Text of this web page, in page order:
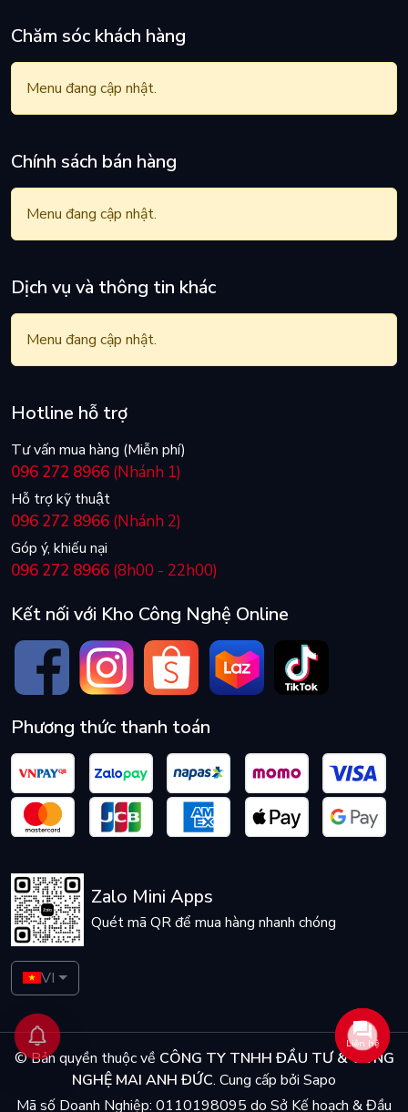
Chăm sóc khách hàng
Menu đang cập nhật.
Chính sách bán hàng
Menu đang cập nhật.
Dịch vụ và thông tin khác
Menu đang cập nhật.
Hotline hỗ trợ
Tư vấn mua hàng (Miễn phí)
096 272 8966 (Nhánh 1)
Hỗ trợ kỹ thuật
096 272 8966 (Nhánh 2)
Góp ý, khiếu nại
096 272 8966 (8h00 - 22h00)
Kết nối với Kho Công Nghệ Online
Phương thức thanh toán
Zalo Mini Apps
Quét mã QR để mua hàng nhanh chóng
VI
© Bản quyền thuộc về CÔNG TY TNHH ĐẦU TƯ & CÔNG
NGHỆ MAI ANH ĐỨC. Cung cấp bởi Sapo
Mã số Doanh Nghiệp: 0110198095 do Sở Kế hoạch & Đầu
Liên hệ